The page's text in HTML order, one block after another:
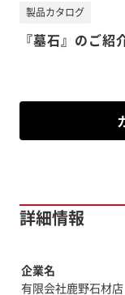
『墓石』のご紹
製品カタログ
詳細情報
企業名
有限会社鹿野石材店